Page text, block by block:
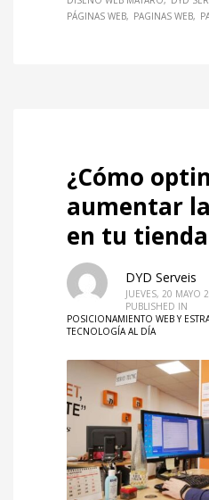
PÁGINAS WEB
PAGINAS WEB
¿Cómo
aumentar
en tu
DYD Serveis
JUEVES, 20 MAYO
PUBLISHED IN
POSICIONAMIENTO WEB Y
TECNOLOGÍA AL DÍA